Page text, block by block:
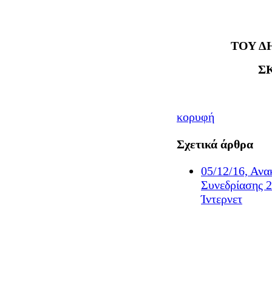
ΤΟΥ
κορυφή
Σχετικά άρθρα
05/12/16,
Συνεδρίασης
Ίντερνετ